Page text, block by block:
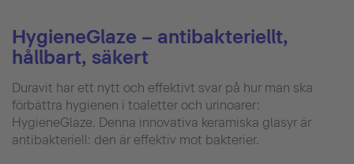
HygieneGlaze – antibakteriellt,
hållbart, säkert
Duravit har ett nytt och effektivt svar på hur man ska
förbättra hygienen i toaletter och urinoarer:
HygieneGlaze. Denna innovativa keramiska glasyr är
antibakteriell: den är effektiv mot bakterier.